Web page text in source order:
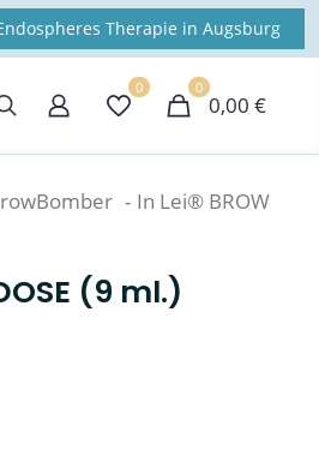
Therapie in Augsburg
0 0
0,00 €
- In Lei® BROW
(9 ml.)